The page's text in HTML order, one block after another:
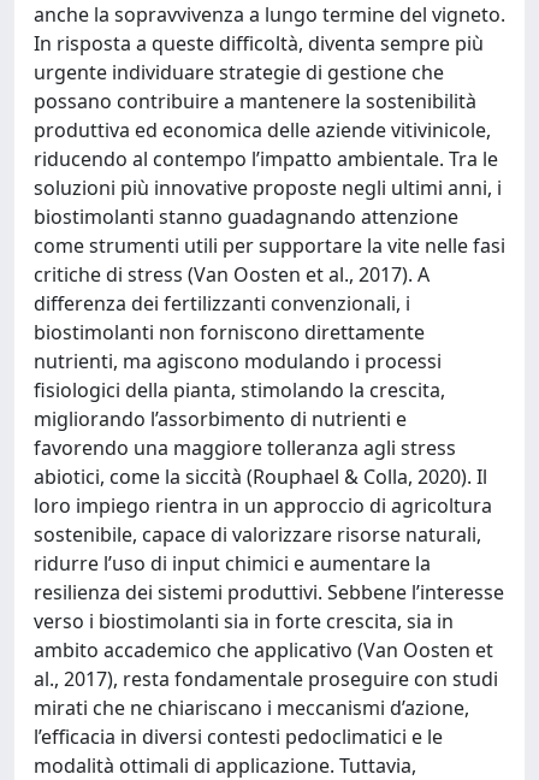
anche la sopravvivenza a lungo termine del vigneto.
In risposta a queste difficoltà, diventa sempre più
urgente individuare strategie di gestione che
possano contribuire a mantenere la sostenibilità
produttiva ed economica delle aziende vitivinicole,
riducendo al contempo l’impatto ambientale. Tra le
soluzioni più innovative proposte negli ultimi anni, i
biostimolanti stanno guadagnando attenzione
come strumenti utili per supportare la vite nelle fasi
critiche di stress (Van Oosten et al., 2017). A
differenza dei fertilizzanti convenzionali, i
biostimolanti non forniscono direttamente
nutrienti, ma agiscono modulando i processi
fisiologici della pianta, stimolando la crescita,
migliorando l’assorbimento di nutrienti e
favorendo una maggiore tolleranza agli stress
abiotici, come la siccità (Rouphael & Colla, 2020). Il
loro impiego rientra in un approccio di agricoltura
sostenibile, capace di valorizzare risorse naturali,
ridurre l’uso di input chimici e aumentare la
resilienza dei sistemi produttivi. Sebbene l’interesse
verso i biostimolanti sia in forte crescita, sia in
ambito accademico che applicativo (Van Oosten et
al., 2017), resta fondamentale proseguire con studi
mirati che ne chiariscano i meccanismi d’azione,
l’efficacia in diversi contesti pedoclimatici e le
modalità ottimali di applicazione. Tuttavia,